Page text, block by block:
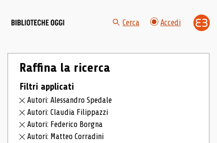
Cerca Accedi
Raffina la ricerca
Filtri applicati
Autori: Alessandro Spedale
Autori: Claudia Filippazzi
Autori: Federico Borgna
Autori: Matteo Corradini